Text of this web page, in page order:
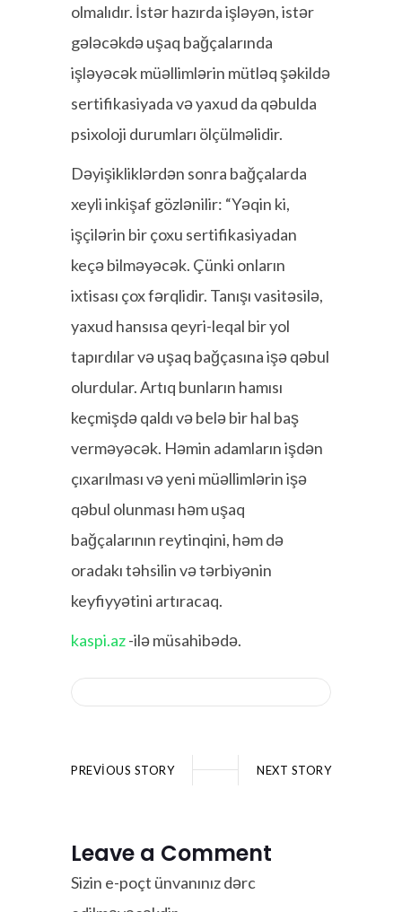
olmalıdır. İstər hazırda işləyən, istər
gələcəkdə uşaq bağçalarında
işləyəcək müəllimlərin mütləq şəkildə
sertifikasiyada və yaxud da qəbulda
psixoloji durumları ölçülməlidir.
Dəyişikliklərdən sonra bağçalarda
xeyli inkişaf gözlənilir: “Yəqin ki,
işçilərin bir çoxu sertifikasiyadan
keçə bilməyəcək. Çünki onların
ixtisası çox fərqlidir. Tanışı vasitəsilə,
yaxud hansısa qeyri-leqal bir yol
tapırdılar və uşaq bağçasına işə qəbul
olurdular. Artıq bunların hamısı
keçmişdə qaldı və belə bir hal baş
verməyəcək. Həmin adamların işdən
çıxarılması və yeni müəllimlərin işə
qəbul olunması həm uşaq
bağçalarının reytinqini, həm də
oradakı təhsilin və tərbiyənin
keyfiyyətini artıracaq.
kaspi.az-ilə müsahibədə.
PREVIOUS STORY NEXT STORY
Leave a Comment
Sizin e-poçt ünvanınız dərc